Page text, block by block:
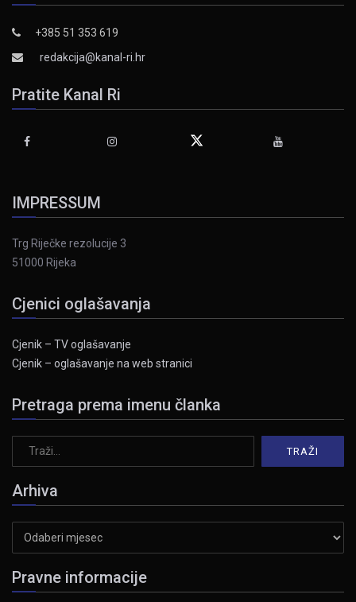
+385 51 353 619
redakcija@kanal-ri.hr
Pratite Kanal Ri
IMPRESSUM
Trg Riječke rezolucije 3
51000 Rijeka
Cjenici oglašavanja
Cjenik – TV oglašavanje
Cjenik – oglašavanje na web stranici
Pretraga prema imenu članka
Arhiva
Pravne informacije